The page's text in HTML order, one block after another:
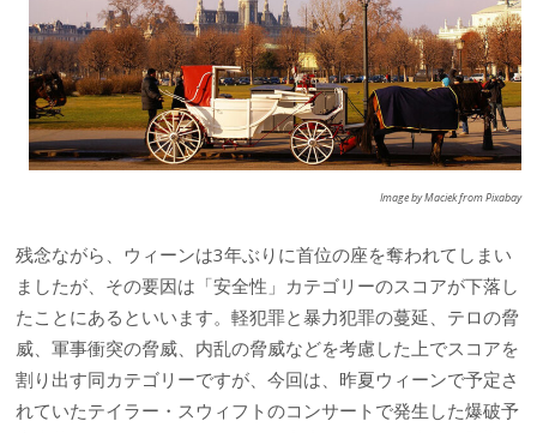
Image by Maciek from Pixabay
残念ながら、ウィーンは3年ぶりに首位の座を奪われてしまい
ましたが、その要因は「安全性」カテゴリーのスコアが下落し
たことにあるといいます。軽犯罪と暴力犯罪の蔓延、テロの脅
威、軍事衝突の脅威、内乱の脅威などを考慮した上でスコアを
割り出す同カテゴリーですが、今回は、昨夏ウィーンで予定さ
れていたテイラー・スウィフトのコンサートで発生した爆破予